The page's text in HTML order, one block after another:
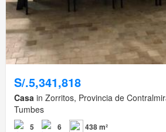
S/.5,341,818
Casa in Zorritos, Provincia de
Tumbes
5 6 438 m²